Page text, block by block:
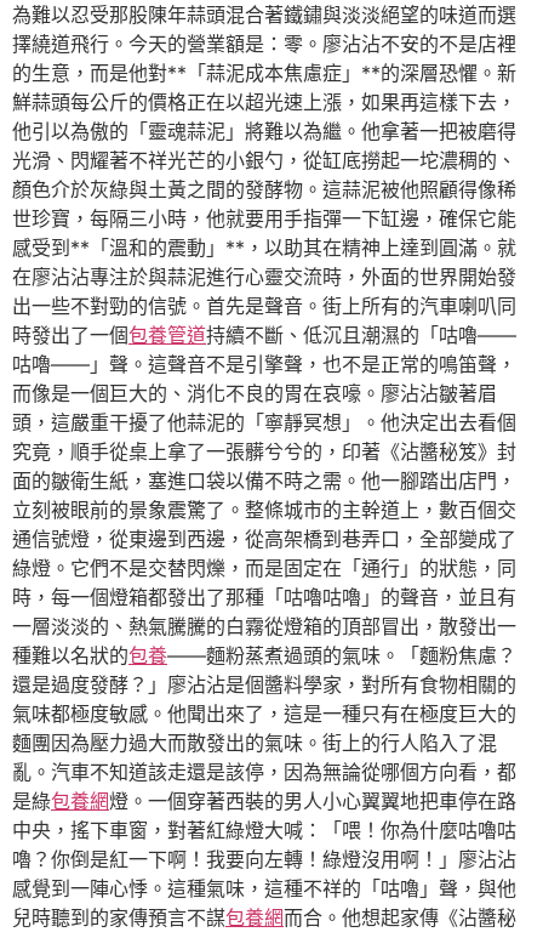
為難以忍受那股陳年蒜頭混合著鐵鏽與淡淡絕望的味道而選
擇繞道飛行。今天的營業額是：零。廖沾沾不安的不是店裡
的生意，而是他對**「蒜泥成本焦慮症」**的深層恐懼。新
鮮蒜頭每公斤的價格正在以超光速上漲，如果再這樣下去，
他引以為傲的「靈魂蒜泥」將難以為繼。他拿著一把被磨得
光滑、閃耀著不祥光芒的小銀勺，從缸底撈起一坨濃稠的、
顏色介於灰綠與土黃之間的發酵物。這蒜泥被他照顧得像稀
世珍寶，每隔三小時，他就要用手指彈一下缸邊，確保它能
感受到**「溫和的震動」**，以助其在精神上達到圓滿。就
在廖沾沾專注於與蒜泥進行心靈交流時，外面的世界開始發
出一些不對勁的信號。首先是聲音。街上所有的汽車喇叭同
時發出了一個包養管道持續不斷、低沉且潮濕的「咕嚕——
咕嚕——」聲。這聲音不是引擎聲，也不是正常的鳴笛聲，
而像是一個巨大的、消化不良的胃在哀嚎。廖沾沾皺著眉
頭，這嚴重干擾了他蒜泥的「寧靜冥想」。他決定出去看個
究竟，順手從桌上拿了一張髒兮兮的，印著《沾醬秘笈》封
面的皺衛生紙，塞進口袋以備不時之需。他一腳踏出店門，
立刻被眼前的景象震驚了。整條城市的主幹道上，數百個交
通信號燈，從東邊到西邊，從高架橋到巷弄口，全部變成了
綠燈。它們不是交替閃爍，而是固定在「通行」的狀態，同
時，每一個燈箱都發出了那種「咕嚕咕嚕」的聲音，並且有
一層淡淡的、熱氣騰騰的白霧從燈箱的頂部冒出，散發出一
種難以名狀的包養——麵粉蒸煮過頭的氣味。「麵粉焦慮？
還是過度發酵？」廖沾沾是個醬料學家，對所有食物相關的
氣味都極度敏感。他聞出來了，這是一種只有在極度巨大的
麵團因為壓力過大而散發出的氣味。街上的行人陷入了混
亂。汽車不知道該走還是該停，因為無論從哪個方向看，都
是綠包養網燈。一個穿著西裝的男人小心翼翼地把車停在路
中央，搖下車窗，對著紅綠燈大喊：「喂！你為什麼咕嚕咕
嚕？你倒是紅一下啊！我要向左轉！綠燈沒用啊！」廖沾沾
感覺到一陣心悸。這種氣味，這種不祥的「咕嚕」聲，與他
兒時聽到的家傳預言不謀包養網而合。他想起家傳《沾醬秘